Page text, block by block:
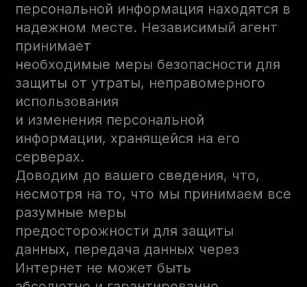
персональной информация находятся в
надежном месте. Независимый агент
принимает
необходимые меры безопасности для
защиты от утраты, неправомерного
использования
и изменения персональной
информации, хранящейся на его
серверах.
Доводим до вашего сведения, что,
несмотря на то, что мы принимаем все
разумные меры
предосторожности для защиты
данных, передача данных через
Интернет не может быть